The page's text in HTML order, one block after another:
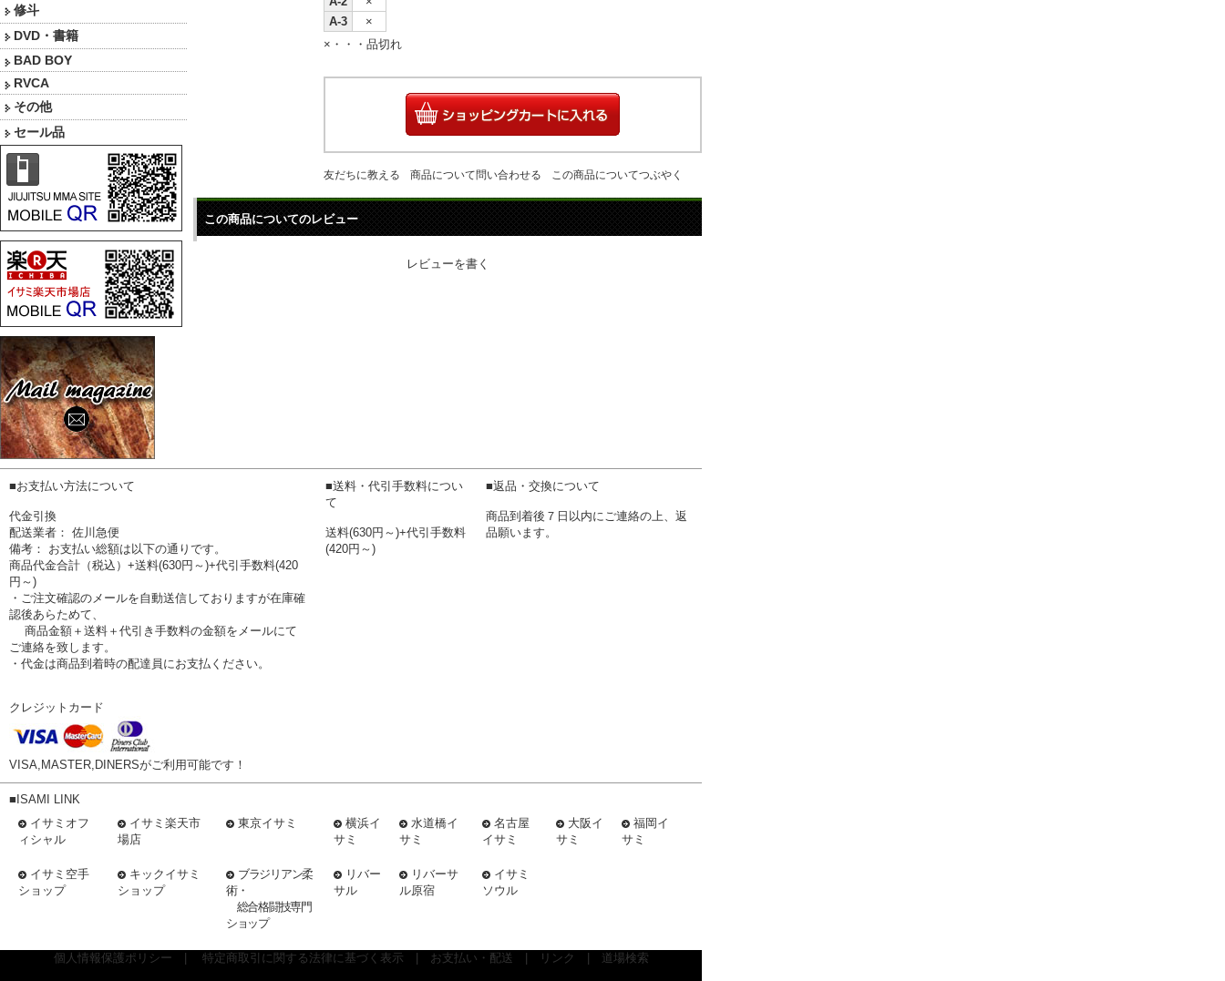
修斗
DVD・書籍
BAD BOY
RVCA
その他
セール品
A-3
×
×・・・品切れ
友だちに教える 商品について問い合わせる この商品についてつぶやく
この商品についてのレビュー
レビューを書く
■お支払い方法について
代金引換
配送業者： 佐川急便
備考： お支払い総額は以下の通りです。
商品代金合計（税込）+送料(630円～)+代引手数料(420
円～)
・ご注文確認のメールを自動送信しておりますが在庫確
認後あらためて、
商品金額＋送料＋代引き手数料の金額をメールにて
ご連絡を致します。
・代金は商品到着時の配達員にお支払ください。
クレジットカード
VISA,MASTER,DINERSがご利用可能です！
■送料・代引手数料につい
て
送料(630円～)+代引手数料
(420円～)
■返品・交換について
商品到着後７日以内にご連絡の上、返
品願います。
■ISAMI LINK
イサミオフ
ィシャル
イサミ楽天市
場店
東京イサミ
横浜イ
サミ
水道橋イ
サミ
名古屋
イサミ
大阪イ
サミ
福岡イ
サミ
イサミ空手
ショップ
キックイサミ
ショップ
ブラジリアン柔
術・
総合格闘技専門
ショップ
リバー
サル
リバーサ
ル原宿
イサミ
ソウル
個人情報保護ポリシー 特定商取引に関する法律に基づく表示 お支払い・配送 リンク 道場検索